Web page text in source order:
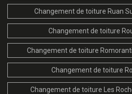
Changement de toiture Ruan
Changement de toiture
Changement de toiture
Changement de toiture
Changement de toiture Les